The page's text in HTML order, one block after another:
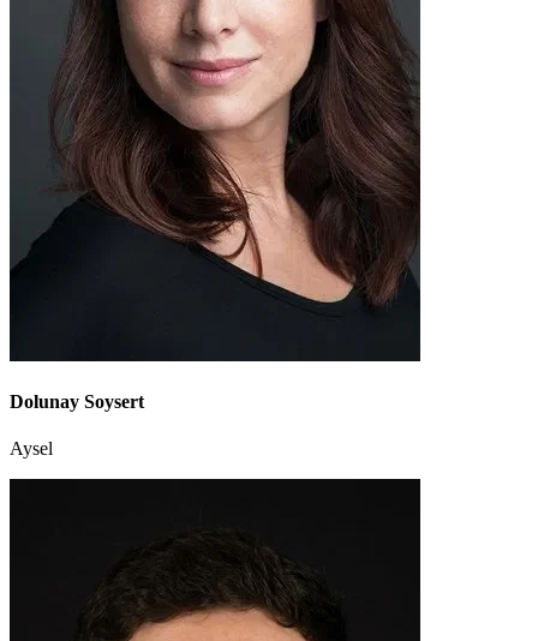
Dolunay Soysert
Aysel